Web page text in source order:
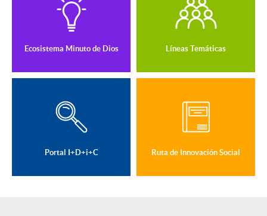
Ecosistema Minuto de Dios Líneas Temáticas
Portal I+D+i+C Ruta de Innovación Social